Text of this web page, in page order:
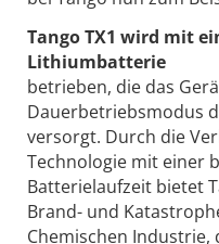
Tango TX1 wird mit
Lithiumbatterie
betrieben, die das
Dauerbetriebsmodus
versorgt. Durch die
Technologie mit einer
Batterielaufzeit bietet
Brand- und
Chemischen Industrie,